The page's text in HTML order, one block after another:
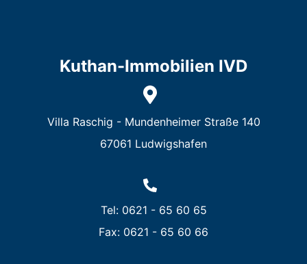
Kuthan-Immobilien IVD
Villa Raschig - Mundenheimer Straße 140
67061 Ludwigshafen
Tel: 0621 - 65 60 65
Fax: 0621 - 65 60 66